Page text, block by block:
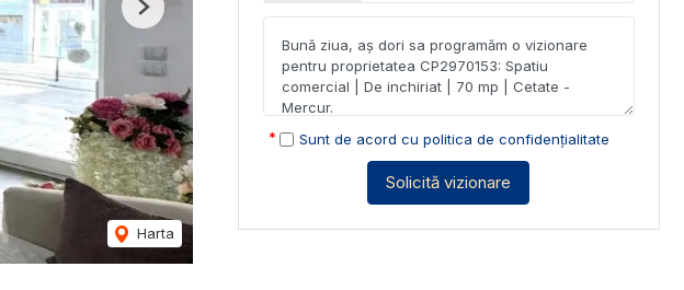
Harta
Next
Sunt de acord cu politica de confidențialitate
Solicită vizionare